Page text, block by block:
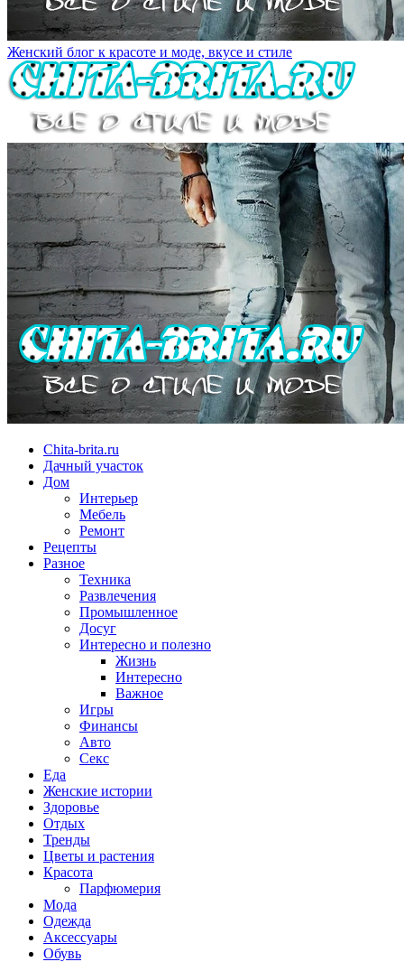
Женский блог к красоте и моде, вкусе и стиле
Chita-brita.ru
Дачный участок
Дом
Интерьер
Мебель
Ремонт
Рецепты
Разное
Техника
Развлечения
Промышленное
Досуг
Интересно и полезно
Жизнь
Интересно
Важное
Игры
Финансы
Авто
Секс
Еда
Женские истории
Здоровье
Отдых
Тренды
Цветы и растения
Красота
Парфюмерия
Мода
Одежда
Аксессуары
Обувь